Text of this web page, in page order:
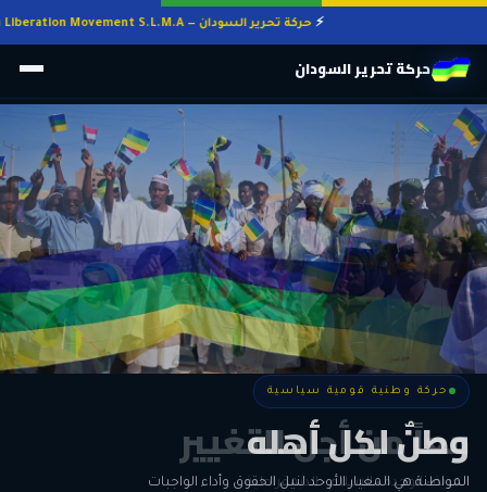
حركة تحرير السودان — Sudan Liberation Movement S.L.M.A
حركة تحرير السودان
حركة وطنية قومية سياسية
وطنٌ لكل أهله
المواطنة هي المعيار الأوحد لنيل الحقوق وأداء الواجبات
حركة وطنية قومية سياسية
معاً من أجل التغيير
الحرية • الوحدة • السلام • الديمقراطية